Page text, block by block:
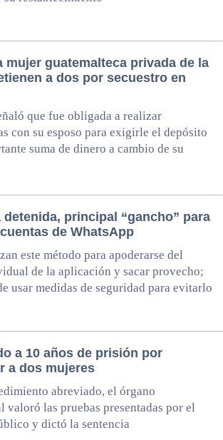
mujer guatemalteca privada de la
a dos por secuestro en
que fue obligada a realizar
con su esposo para exigirle el depósito
suma de dinero a cambio de su
detenida, principal “gancho” para
de WhatsApp
este método para apoderarse del
de la aplicación y sacar provecho;
usar medidas de seguridad para evitarlo
a 10 años de prisión por
a dos mujeres
abreviado, el órgano
valoró las pruebas presentadas por el
y dictó la sentencia